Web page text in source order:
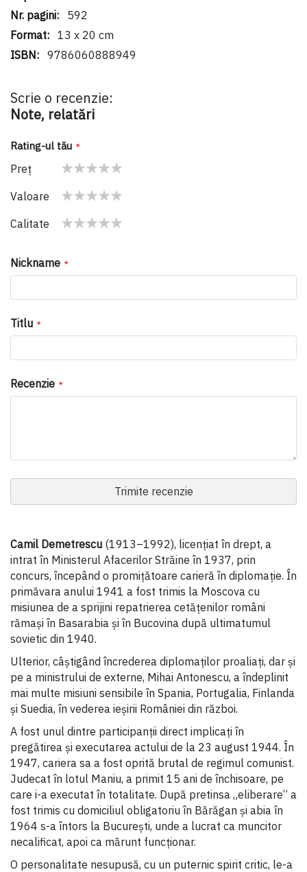
592
13 x 20 cm
9786060888949
Scrie o recenzie:
Note, relatări
Rating-ul tău
Preţ
star
stars
stars
stars
stars
Valoare
star
stars
stars
stars
stars
Calitate
Nickname
Titlu
Recenzie
Trimite recenzie
Camil Demetrescu (1913–1992), licențiat în drept, a
intrat în Ministerul Afacerilor Străine în 1937, prin
concurs, începând o promițătoare carieră în diplomație. În
primăvara anului 1941 a fost trimis la Moscova cu
misiunea de a sprijini repatrierea cetățenilor români
rămași în Basarabia și în Bucovina după ultimatumul
sovietic din 1940.
Ulterior, câștigând încrederea diplomaților proaliați, dar și
pe a ministrului de externe, Mihai Antonescu, a îndeplinit
mai multe misiuni sensibile în Spania, Portugalia, Finlanda
și Suedia, în vederea ieșirii României din război.
A fost unul dintre participanții direct implicați în
pregătirea și executarea actului de la 23 august 1944. În
1947, cariera sa a fost oprită brutal de regimul comunist.
Judecat în lotul Maniu, a primit 15 ani de închisoare, pe
care i-a executat în totalitate. După pretinsa „eliberare“ a
fost trimis cu domiciliul obligatoriu în Bărăgan și abia în
1964 s-a întors la București, unde a lucrat ca muncitor
necalificat, apoi ca mărunt funcționar.
O personalitate nesupusă, cu un puternic spirit critic, le-a